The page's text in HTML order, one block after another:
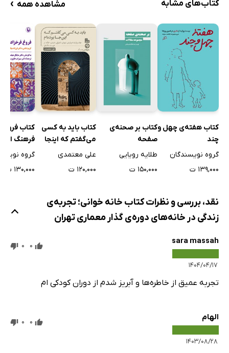
کتاب‌های مشابه مشاهده همه ›
کتاب هفته‌ی چهل و
چند
گروه نویسندگان
۱۳۹,۰۰۰ ت
کتاب بر صحنه‌ی
صفحه
طلایه رویایی
۱۵۰,۰۰۰ ت
کتاب باید به کسی
می‌گفتم که اینجا
بوده‌ام
علی معتمدی
۱۲۰,۰۰۰ ت
کتاب فروغ
فرهنگ
گروه
۱۳۰,۰۰۰ ت
نقد، بررسی و نظرات کتاب خانه خوانی؛ تجربه‌ی
زندگی در خانه‌های دوره‌ی گذار معماری تهران
sara massah
۱۴۰۴/۰۴/۱۷
0
0
تجربه عمیق از خاطره‌ها و آبریز شدم از دوران کودکی ام
الهام
۱۴۰۳/۰۸/۲۸
0
0